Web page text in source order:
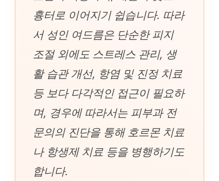
흉터로 이어지기 쉽습니다. 따라
서 성인 여드름은 단순한 피지
조절 외에도 스트레스 관리, 생
활 습관 개선, 항염 및 진정 치료
등 보다 다각적인 접근이 필요하
며, 경우에 따라서는 피부과 전
문의의 진단을 통해 호르몬 치료
나 항생제 치료 등을 병행하기도
합니다.